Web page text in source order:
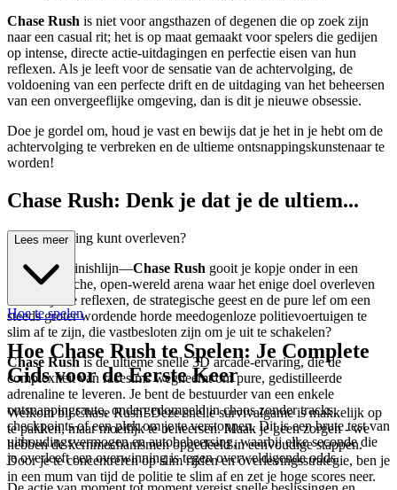
Chase Rush is niet voor angsthazen of degenen die op zoek zijn
naar een casual rit; het is op maat gemaakt voor spelers die gedijen
op intense, directe actie-uitdagingen en perfectie eisen van hun
reflexen. Als je leeft voor de sensatie van de achtervolging, de
voldoening van een perfecte drift en de uitdaging van het beheersen
van een onvergeeflijke omgeving, dan is dit je nieuwe obsessie.
Doe je gordel om, houd je vast en bewijs dat je het in je hebt om de
achtervolging te verbreken en de ultieme ontsnappingskunstenaar te
worden!
Chase Rush: Denk je dat je de ultiem...
e achtervolging kunt overleven?
Vergeet de finishlijn—Chase Rush gooit je kopje onder in een
minimalistische, open-wereld arena waar het enige doel overleven
is. Heb je de reflexen, de strategische geest en de pure lef om een
steeds groter wordende horde meedogenloze politievoertuigen te
slim af te zijn, die vastbesloten zijn om je uit te schakelen?
Chase Rushis de ultieme snelle 3D arcade-ervaring, die de
complexiteit van racesims wegneemt om pure, gedistilleerde
adrenaline te leveren. Je bent de bestuurder van een enkele
ontsnappingsauto, ondergedompeld in chaos zonder tracks,
checkpoints of een plek om je te verstoppen. Dit is een brute test van
uithoudingsvermogen en autobeheersing, waarbij elke seconde die
je overleeft een overwinning is tegen overweldigende odds.
Lees meer
Hoe te spelen
Hoe Chase Rush te Spelen: Je Complete
Gids voor de Eerste Keer
Welkom bij Chase Rush! Deze snelle survivalgame is makkelijk op
te pakken, maar moeilijk te beheersen. Maak je geen zorgen - we
hebben de kernmechanismen opgedeeld in eenvoudige stappen.
Door je te concentreren op slim rijden en overlevingsstrategie, ben je
in een mum van tijd de politie te slim af en zet je hoge scores neer.